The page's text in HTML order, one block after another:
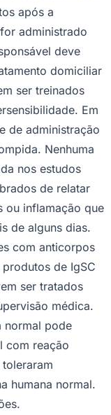
após a
administrado
deve
domiciliar
ser treinados
Em
de administração
Nenhuma
nos estudos
de relatar
ou inflamação que
de alguns dias.
com anticorpos
de IgSC
ser tratados
médica.
normal pode
com reação
humana normal.